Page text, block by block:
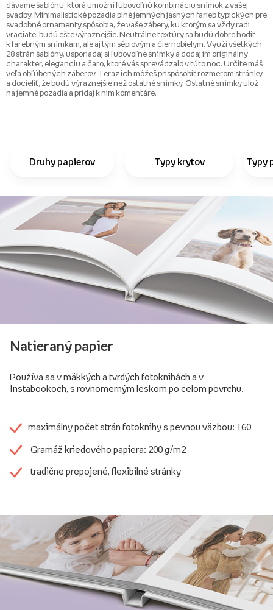
dávame šablónu, ktorá umožní ľubovoľnú kombináciu snímok z vašej
svadby. Minimalistické pozadia plné jemných jasných farieb typických pre
svadobné ornamenty spôsobia, že vaše zábery, ku ktorým sa vždy radi
vraciate, budú ešte výraznejšie. Neutrálne textúry sa budú dobre hodiť
k farebným snímkam, ale aj tým sépiovým a čiernobielym. Využi všetkých
28 strán šablóny, usporiadaj si ľubovoľne snímky a dodaj im originálny
charakter, eleganciu a čaro, ktoré vás sprevádzalo v túto noc. Určite máš
veľa obľúbených záberov. Teraz ich môžeš prispôsobiť rozmerom stránky
a docieliť, že budú výraznejšie než ostatné snímky. Ostatné snímky ulož
na jemné pozadia a pridaj k nim komentáre.
Druhy papierov Typy krytov Typy
Natieraný papier
Používa sa v mäkkých a tvrdých fotoknihách a v
Instabookoch, s rovnomerným leskom po celom povrchu.
maximálny počet strán fotoknihy s pevnou väzbou: 160
Gramáž kriedového papiera: 200 g/m2
tradične prepojené, flexibilné stránky